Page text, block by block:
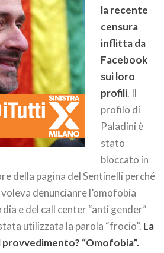
la recente
censura
inflitta da
Facebook
sui loro
profili. Il
profilo di
Paladini è
stato
bloccato in
della pagina del Sentinelli perché
denuncianre l’omofobia
e del call center “anti gender”
utilizzata la parola “frocio”. La
provvedimento? “Omofobia”.